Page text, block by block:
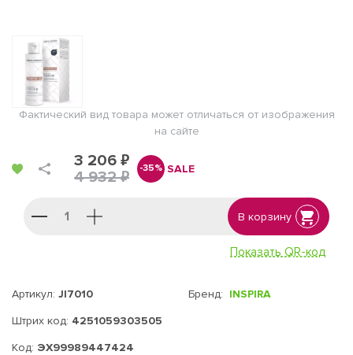
Фактический вид товара может отличаться от изображения
на сайте
3 206 ₽
4 932 ₽
-35% SALE
В корзину
Показать QR-код
Артикул: JI7010
Штрих код: 4251059303505
Код: ЭХ99989447424
Бренд: INSPIRA